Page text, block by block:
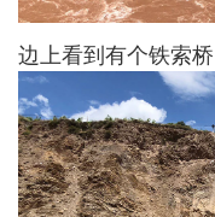
边上看到有个铁索